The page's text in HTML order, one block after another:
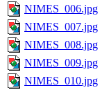
NIMES_006.jpg
NIMES_007.jpg
NIMES_008.jpg
NIMES_009.jpg
NIMES_010.jpg